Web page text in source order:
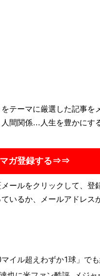
テーマに厳選した記事を
間関係…人生を豊かにす
ガ登録する⇒⇒
ールをクリックして、登
いるか、メールアドレス
イル超えわずか1球」で